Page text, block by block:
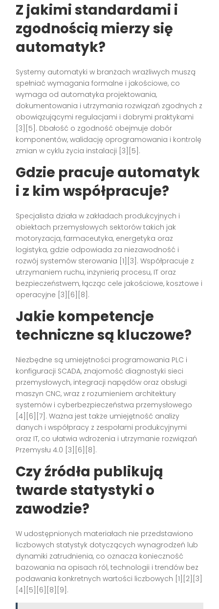
Z jakimi standardami i
zgodnością mierzy się
automatyk?
Systemy automatyki w branżach wrażliwych muszą
spełniać wymagania formalne i jakościowe, co
wymaga od automatyka projektowania,
dokumentowania i utrzymania rozwiązań zgodnych z
obowiązującymi regulacjami i dobrymi praktykami
[3][5]. Dbałość o zgodność obejmuje dobór
komponentów, walidację oprogramowania i kontrolę
zmian w cyklu życia instalacji [3][5].
Gdzie pracuje automatyk
i z kim współpracuje?
Specjalista działa w zakładach produkcyjnych i
obiektach przemysłowych sektorów takich jak
motoryzacja, farmaceutyka, energetyka oraz
logistyka, gdzie odpowiada za niezawodność i
rozwój systemów sterowania [1][3]. Współpracuje z
utrzymaniem ruchu, inżynierią procesu, IT oraz
bezpieczeństwem, łącząc cele jakościowe, kosztowe i
operacyjne [3][6][8].
Jakie kompetencje
techniczne są kluczowe?
Niezbędne są umiejętności programowania PLC i
konfiguracji SCADA, znajomość diagnostyki sieci
przemysłowych, integracji napędów oraz obsługi
maszyn CNC, wraz z rozumieniem architektury
systemów i cyberbezpieczeństwa przemysłowego
[4][6][7]. Ważna jest także umiejętność analizy
danych i współpracy z zespołami produkcyjnymi
oraz IT, co ułatwia wdrożenia i utrzymanie rozwiązań
Przemysłu 4.0 [3][6][8].
Czy źródła publikują
twarde statystyki o
zawodzie?
W udostępnionych materiałach nie przedstawiono
liczbowych statystyk dotyczących wynagrodzeń lub
dynamiki zatrudnienia, co oznacza konieczność
bazowania na opisach ról, technologii i trendów bez
podawania konkretnych wartości liczbowych [1][2][3]
[4][5][6][8][9].